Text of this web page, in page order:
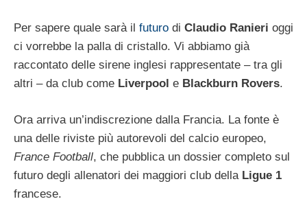
Per sapere quale sarà il futuro di Claudio Ranieri oggi
ci vorrebbe la palla di cristallo. Vi abbiamo già
raccontato delle sirene inglesi rappresentate – tra gli
altri – da club come Liverpool e Blackburn Rovers.
Ora arriva un’indiscrezione dalla Francia. La fonte è
una delle riviste più autorevoli del calcio europeo,
France Football, che pubblica un dossier completo sul
futuro degli allenatori dei maggiori club della Ligue 1
francese.